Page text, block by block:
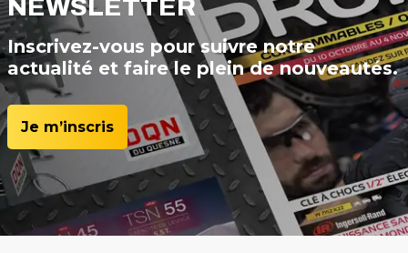
NEWSLETTER
Inscrivez-vous pour suivre notre
actualité et faire le plein de nouveautés.
Je m’inscris